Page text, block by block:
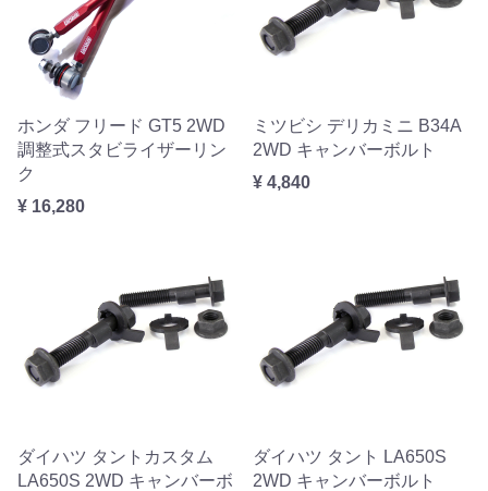
ホンダ フリード GT5 2WD
調整式スタビライザーリン
ク
¥ 16,280
ミツビシ デリカミニ B34A
2WD キャンバーボルト
¥ 4,840
ダイハツ タントカスタム
LA650S 2WD キャンバーボ
ダイハツ タント LA650S
2WD キャンバーボルト